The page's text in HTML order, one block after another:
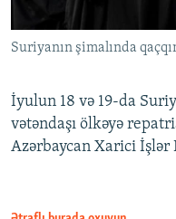
Suriyanın şimalında
İyulun 18 və 19-da
vətəndaşı ölkəyə
Azərbaycan Xarici İşlər